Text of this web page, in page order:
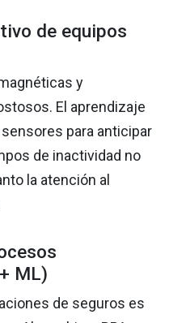
de equipos
y
El aprendizaje
para anticipar
de inactividad no
la atención al
ML)
de seguros es